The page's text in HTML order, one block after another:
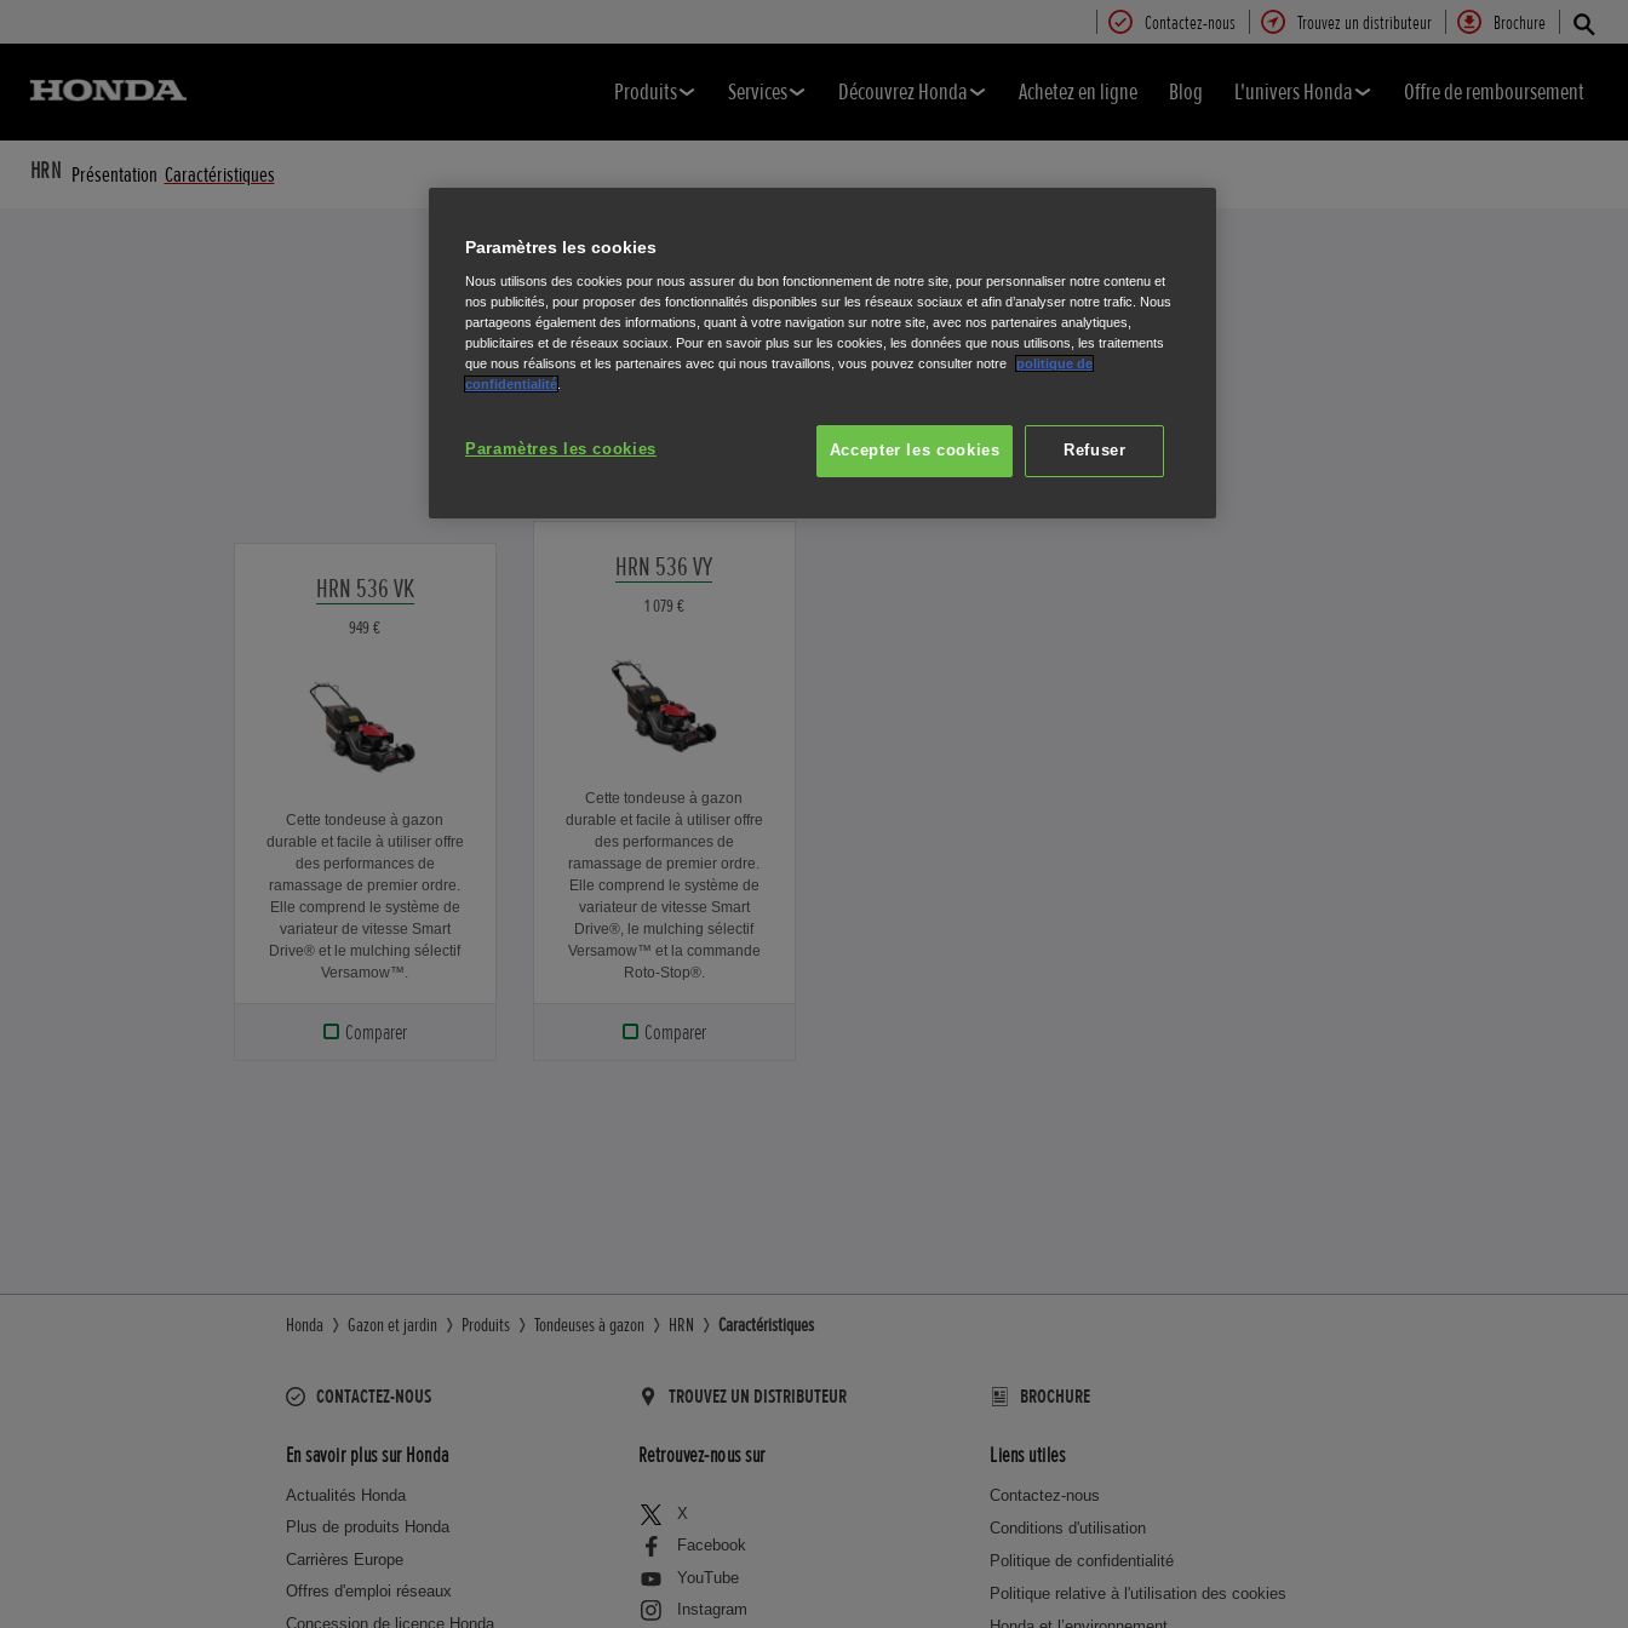
Contactez-nous Trouvez un distributeur Brochure
Produits Services Découvrez Honda Achetez en ligne Blog L'univers Honda Offre de remboursement
HRN Présentation Caractéristiques
VOTRE TONDEUSE EN DÉTAIL
Sélectionnez une tondeuse pour afficher ses caractéristiques.
HRN 536 VK
949 €
Cette tondeuse à gazon
durable et facile à utiliser offre
des performances de
ramassage de premier ordre.
Elle comprend le système de
variateur de vitesse Smart
Drive® et le mulching sélectif
Versamow™.
Comparer
HRN 536 VY
1 079 €
Cette tondeuse à gazon
durable et facile à utiliser offre
des performances de
ramassage de premier ordre.
Elle comprend le système de
variateur de vitesse Smart
Drive®, le mulching sélectif
Versamow™ et la commande
Roto-Stop®.
Comparer
Honda Gazon et jardin Produits Tondeuses à gazon HRN Caractéristiques
CONTACTEZ-NOUS TROUVEZ UN DISTRIBUTEUR BROCHURE
En savoir plus sur Honda
Actualités Honda
Plus de produits Honda
Carrières Europe
Offres d'emploi réseaux
Concession de licence Honda
Retrouvez-nous sur
X
Facebook
YouTube
Instagram
Liens utiles
Contactez-nous
Conditions d'utilisation
Politique de confidentialité
Politique relative à l'utilisation des cookies
Paramètres les cookies
Nous utilisons des cookies pour nous assurer du bon fonctionnement de notre site, pour personnaliser notre contenu et
nos publicités, pour proposer des fonctionnalités disponibles sur les réseaux sociaux et afin d’analyser notre trafic. Nous
partageons également des informations, quant à votre navigation sur notre site, avec nos partenaires analytiques,
publicitaires et de réseaux sociaux. Pour en savoir plus sur les cookies, les données que nous utilisons, les traitements
que nous réalisons et les partenaires avec qui nous travaillons, vous pouvez consulter notre
politique de
confidentialité
Refuser
Accepter les cookies
Paramètres les cookies